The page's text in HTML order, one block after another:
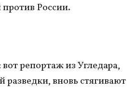
России.
репортаж из Угледара,
вновь стягивают